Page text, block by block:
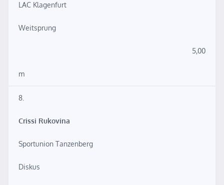
LAC Klagenfurt
Weitsprung
5,00
m
8.
Crissi Rukovina
Sportunion Tanzenberg
Diskus